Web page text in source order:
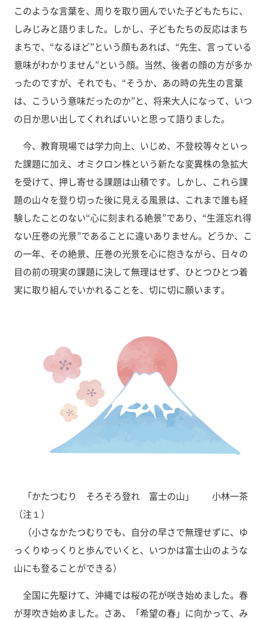
このような言葉を、周りを取り囲んでいた子どもたちに、
しみじみと語りました。しかし、子どもたちの反応はまち
まちで、“なるほど”という顔もあれば、“先生、言っている
意味がわかりません”という顔。当然、後者の顔の方が多か
ったのですが、それでも、“そうか、あの時の先生の言葉
は、こういう意味だったのか”と、将来大人になって、いつ
の日か思い出してくれればいいと思って語りました。
今、教育現場では学力向上、いじめ、不登校等々といっ
た課題に加え、オミクロン株という新たな変異株の急拡大
を受けて、押し寄せる課題は山積です。しかし、これら課
題の山々を登り切った後に見える風景は、これまで誰も経
験したことのない“心に刻まれる絶景”であり、“生涯忘れ得
ない圧巻の光景”であることに違いありません。どうか、こ
の一年、その絶景、圧巻の光景を心に抱きながら、日々の
目の前の現実の課題に決して無理はせず、ひとつひとつ着
実に取り組んでいかれることを、切に切に願います。
「かたつむり そろそろ登れ 富士の山」 小林一茶
（注１）
（小さなかたつむりでも、自分の早さで無理せずに、ゆ
っくりゆっくりと歩んでいくと、いつかは富士山のような
山にも登ることができる）
全国に先駆けて、沖縄では桜の花が咲き始めました。春
が芽吹き始めました。さあ、「希望の春」に向かって、み